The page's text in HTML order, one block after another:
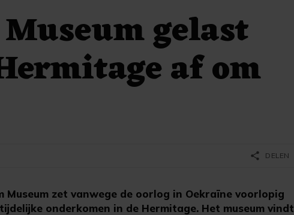
gelast
af om
Museum zet vanwege de oorlog in Oekraïne voorlopig
onderkomen in de Hermitage. Het museum vindt
share DELEN